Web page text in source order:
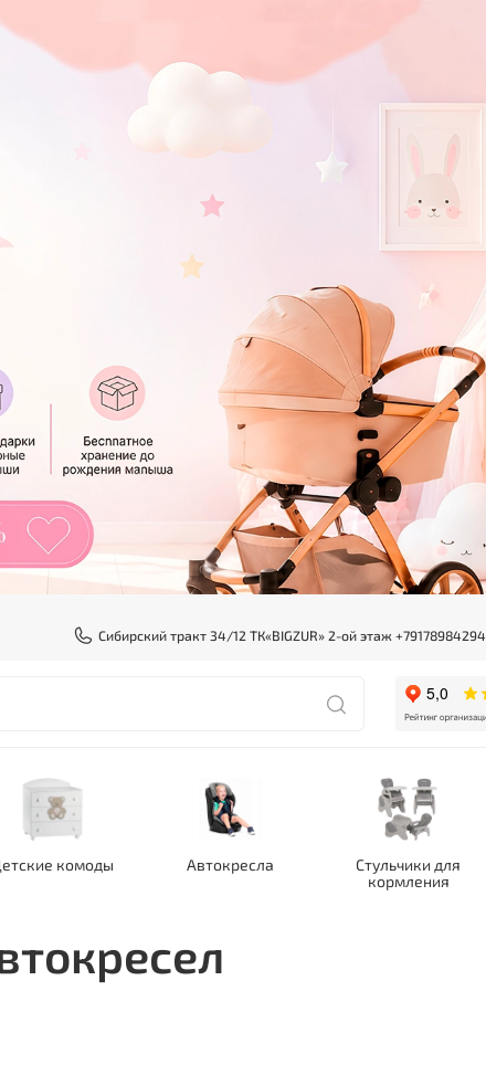
Сибирский тракт 34/12 ТК«BIGZUR» 2-ой этаж +79178984294
комоды Автокресла
Стульчики для
кормления